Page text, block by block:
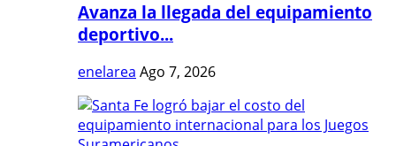
Avanza la llegada del equipamiento
deportivo...
enelarea Ago 7, 2026